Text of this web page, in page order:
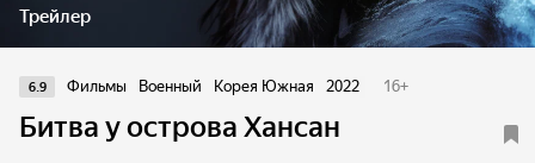
Трейлер
6.9 Фильмы Военный Корея Южная 2022 16+
Битва у острова Хансан